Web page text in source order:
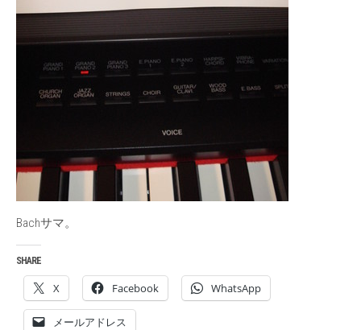
Bachサマ。
SHARE
X Facebook WhatsApp
メールアドレス